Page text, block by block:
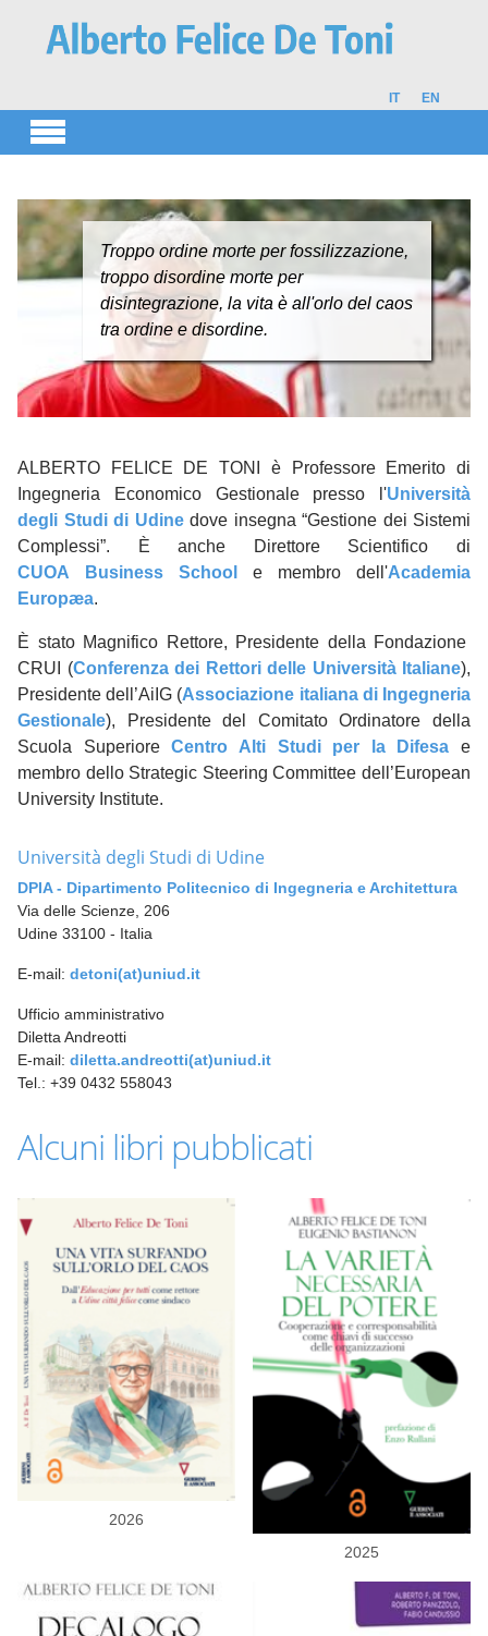
IT EN
Troppo ordine morte per fossilizzazione,
troppo disordine morte per
disintegrazione, la vita è all'orlo del caos
tra ordine e disordine.
La Scuola e l’Università organizzano da
sempre le più grandi evasioni di massa
mai viste nella storia: quelle dalle
gabbie dell’ignoranza.
ALBERTO FELICE DE TONI è Professore Emerito di
Ingegneria Economico Gestionale presso l'Università
degli Studi di Udinedove insegna “Gestione dei Sistemi
Complessi”. È anche Direttore Scientifico di
CUOA Business School
e membro dell'Academia
Europæa.
È stato Magnifico Rettore, Presidente della Fondazione
CRUI (Conferenza dei Rettori delle Università Italiane),
Presidente dell’AiIG (Associazione italiana di Ingegneria
Gestionale), Presidente del Comitato Ordinatore della
Scuola SuperioreCentro Alti Studi per la Difesa e
membro dello Strategic Steering Committee dell’European
University Institute.
Università degli Studi di Udine
DPIA - Dipartimento Politecnico di Ingegneria e Architettura
Via delle Scienze, 206
Udine 33100 - Italia
E-mail: detoni(at)uniud.it
Ufficio amministrativo
Diletta Andreotti
E-mail: diletta.andreotti(at)uniud.it
Tel.: +39 0432 558043
Alcuni libri pubblicati
2026
2025